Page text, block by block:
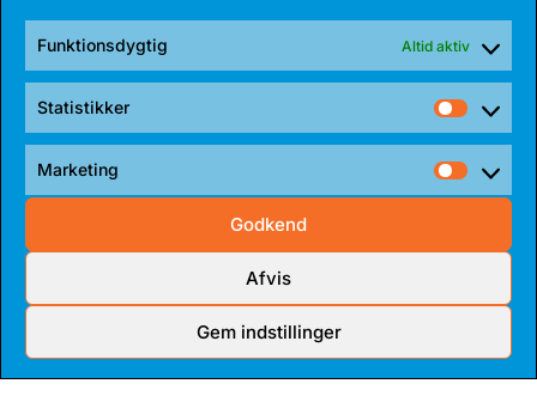
Funktionsdygtig Altid aktiv
Statistikker
Marketing
Godkend
Afvis
Gem indstillinger
TALENT BLIVER FULDTIDSBJØRN
for endnu en sæson. Sidste sæson havde...